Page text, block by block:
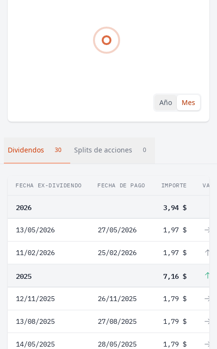
Año Mes
Dividendos 30 Splits de acciones 0
FECHA EX-DIVIDENDO FECHA DE PAGO IMPORTE
2026 3,94 $
13/05/2026 27/05/2026 1,97 $
11/02/2026 25/02/2026 1,97 $
2025 7,16 $
12/11/2025 26/11/2025 1,79 $
13/08/2025 27/08/2025 1,79 $
14/05/2025 28/05/2025 1,79 $